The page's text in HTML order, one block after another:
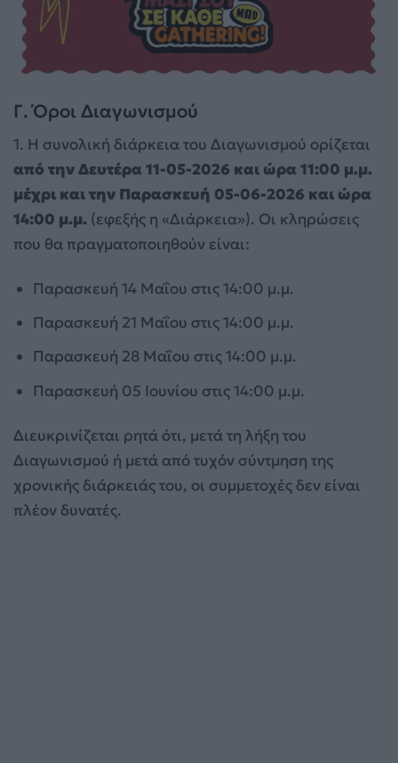
Γ. Όροι Διαγωνισμού
1. Η συνολική διάρκεια του Διαγωνισμού ορίζεται
από την Δευτέρα 11-05-2026 και ώρα 11:00 μ.μ.
μέχρι και την Παρασκευή 05-06-2026 και ώρα
14:00 μ.μ. (εφεξής η «Διάρκεια»). Οι κληρώσεις
που θα πραγματοποιηθούν είναι:
Παρασκευή 14 Μαΐου στις 14:00 μ.μ.
Παρασκευή 21 Μαΐου στις 14:00 μ.μ.
Παρασκευή 28 Μαΐου στις 14:00 μ.μ.
Παρασκευή 05 Ιουνίου στις 14:00 μ.μ.
Διευκρινίζεται ρητά ότι, μετά τη λήξη του
Διαγωνισμού ή μετά από τυχόν σύντμηση της
χρονικής διάρκειάς του, οι συμμετοχές δεν είναι
πλέον δυνατές.